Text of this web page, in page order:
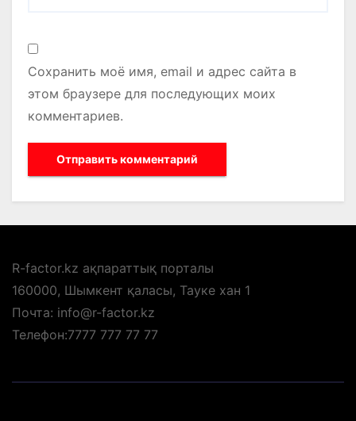
Сохранить моё имя, email и адрес сайта в
этом браузере для последующих моих
комментариев.
R-factor.kz ақпараттық порталы
160000, Шымкент қаласы, Тауке хан 1
Почта: info@r-factor.kz
Телефон:7777 777 77 77